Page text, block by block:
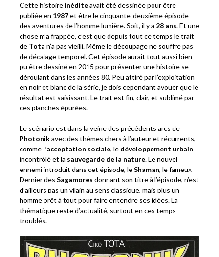
Cette histoire inéditeavait été dessinée pour être
publiée en 1987et être le cinquante-deuxième épisode
des aventures de l’homme lumière. Soit, il y a 28 ans. Et une
chose m’a frappée, c’est que depuis tout ce temps le trait
de Tota n’a pas vieilli. Même le découpage ne souffre pas
de décalage temporel. Cet épisode aurait tout aussi bien
pu être dessiné en 2015 pour présenter une histoire se
déroulant dans les années 80. Peu attiré par l’exploitation
en noir et blanc de la série, je dois cependant avouer que le
résultat est saisissant. Le trait est fin, clair, et sublimé par
ces planches épurées.
Le scénario est dans la veine des précédents arcs de
Photonikavec des thèmes chers à l’auteur et récurrents,
comme l’acceptation sociale, ledéveloppement urbain
incontrôlé et la sauvegarde de la nature. Le nouvel
ennemi introduit dans cet épisode, leShaman, le fameux
Dernier des Sagamores donnant son titre à l’épisode, n’est
d’ailleurs pas un vilain au sens classique, mais plus un
homme prêt à tout pour faire entendre ses idées. La
thématique reste d’actualité, surtout en ces temps
troublés.